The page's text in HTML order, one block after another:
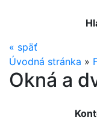
« späť
Úvodná stránka »
Okná a